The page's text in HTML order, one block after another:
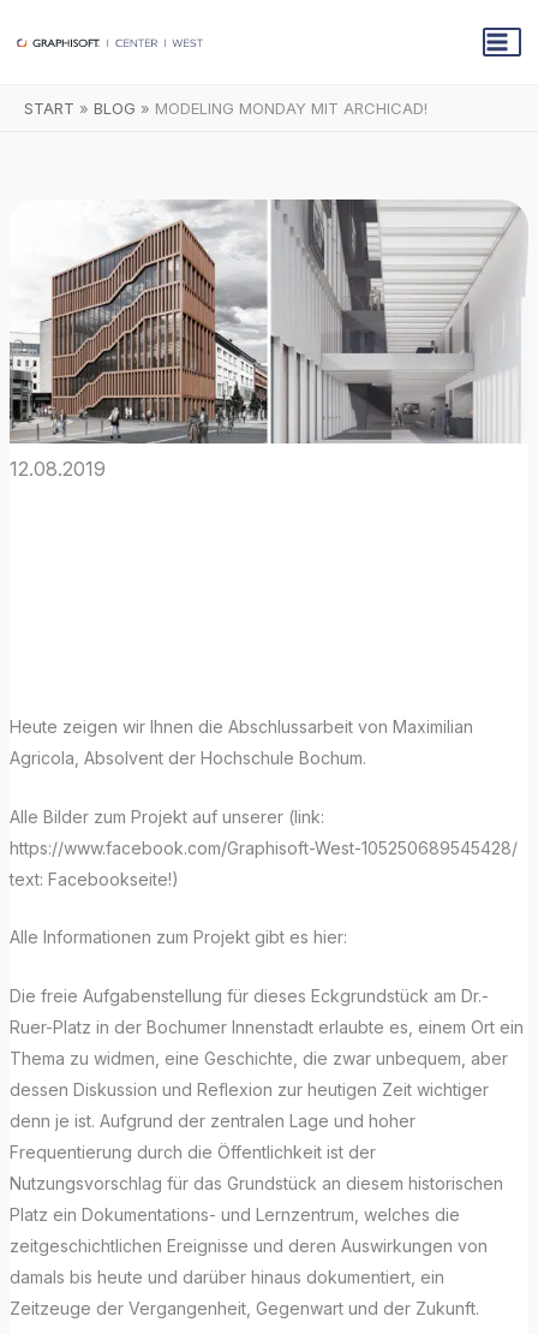
Inhalt
START BLOG MODELING MONDAY MIT ARCHICAD!
12.08.2019
Heute zeigen wir Ihnen die Abschlussarbeit von Maximilian
Agricola, Absolvent der Hochschule Bochum.
Alle Bilder zum Projekt auf unserer (link:
https://www.facebook.com/Graphisoft-West-105250689545428/
text: Facebookseite!)
Alle Informationen zum Projekt gibt es hier:
Die freie Aufgabenstellung für dieses Eckgrundstück am Dr.-
Ruer-Platz in der Bochumer Innenstadt erlaubte es, einem Ort ein
Thema zu widmen, eine Geschichte, die zwar unbequem, aber
dessen Diskussion und Reflexion zur heutigen Zeit wichtiger
denn je ist. Aufgrund der zentralen Lage und hoher
Frequentierung durch die Öffentlichkeit ist der
Nutzungsvorschlag für das Grundstück an diesem historischen
Platz ein Dokumentations- und Lernzentrum, welches die
zeitgeschichtlichen Ereignisse und deren Auswirkungen von
damals bis heute und darüber hinaus dokumentiert, ein
Zeitzeuge der Vergangenheit, Gegenwart und der Zukunft.